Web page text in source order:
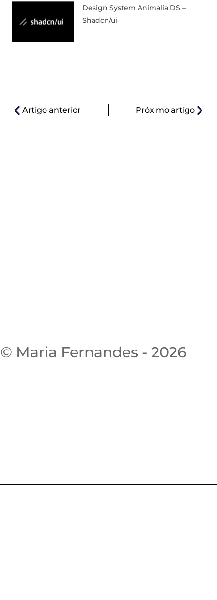
Design System Animalia DS –
Shadcn/ui
Artigo anterior Próximo artigo
© Maria Fernandes - 2026